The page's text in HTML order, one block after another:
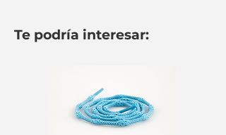
Te podría interesar: